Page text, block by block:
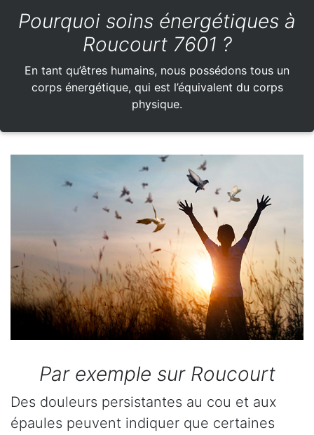
Pourquoi soins énergétiques à
Roucourt 7601 ?
En tant qu’êtres humains, nous possédons tous un
corps énergétique, qui est l’équivalent du corps
physique.
Par exemple sur Roucourt
Des douleurs persistantes au cou et aux
épaules peuvent indiquer que certaines